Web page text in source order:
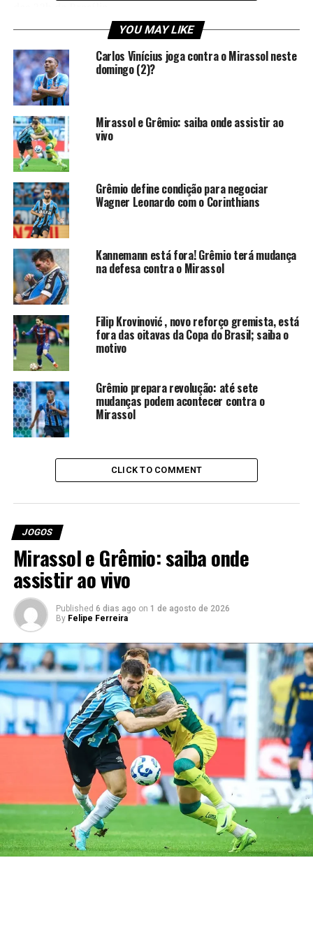
Confira as prováveis escalações
das equipes
Brasil de Pelotas
Wellington; Murilo, Gabriel Macedo, Bruno
Miguel e Higor; Jonathan Cabeça, Juliano Fabro e
Kauê; Vini Charopem, Mayco Félix e DG.
Dema.
Grêmio
Gabriel Grando; João Pedro, Jemerson, Rodrigo
Ely e Mayk (Pedro Gabriel); Dodi, Villasanti,
Pavon, Cristaldo e Aravena; Braithwaite.
Técnico:
Quem apita Brasil de Pelotas x
Grêmio
Árbitro: Lucas Guimaraes Rechatiko (RS)
Assistentes: Tiago Augusto Kappes (RS) e Juarez
de Mello Junior (RS)
VAR: Daniel Nobre Bins (RS)
Onde assistir a partida ao vivo
O SporTV e o Premiere anunciam a transmissão
ao vivo.
Como chegam as equipes para
o confronto
Brasil de Pelotas
O Brasil de Pelotas mudou muito a fotografia em relação
a 2024: somente três jogadores são remanescentes.
Além disso, o clube aposta em um jovem treinador. O
Xavante será comandado por William de Mattia,
conhecido como Dema. Ele parou de jogar em 2017, seu
último clube foi o São Paulo de Rio Grande.
Você precisa ver também: Marchesín não jogará
mais pelo Grêmio
Grêmio
Por outro lado, o Grêmio não inicia a competição com
YOU MAY LIKE
Carlos Vinícius joga contra o Mirassol neste
domingo (2)?
Mirassol e Grêmio: saiba onde assistir ao
vivo
Grêmio define condição para negociar
Wagner Leonardo com o Corinthians
Kannemann está fora! Grêmio terá mudança
na defesa contra o Mirassol
Filip Krovinović , novo reforço gremista, está
fora das oitavas da Copa do Brasil; saiba o
motivo
Grêmio prepara revolução: até sete
mudanças podem acontecer contra o
Mirassol
CLICK TO COMMENT
JOGOS
Mirassol e Grêmio: saiba onde
assistir ao vivo
Published 6 dias ago on 1 de agosto de 2026
By Felipe Ferreira